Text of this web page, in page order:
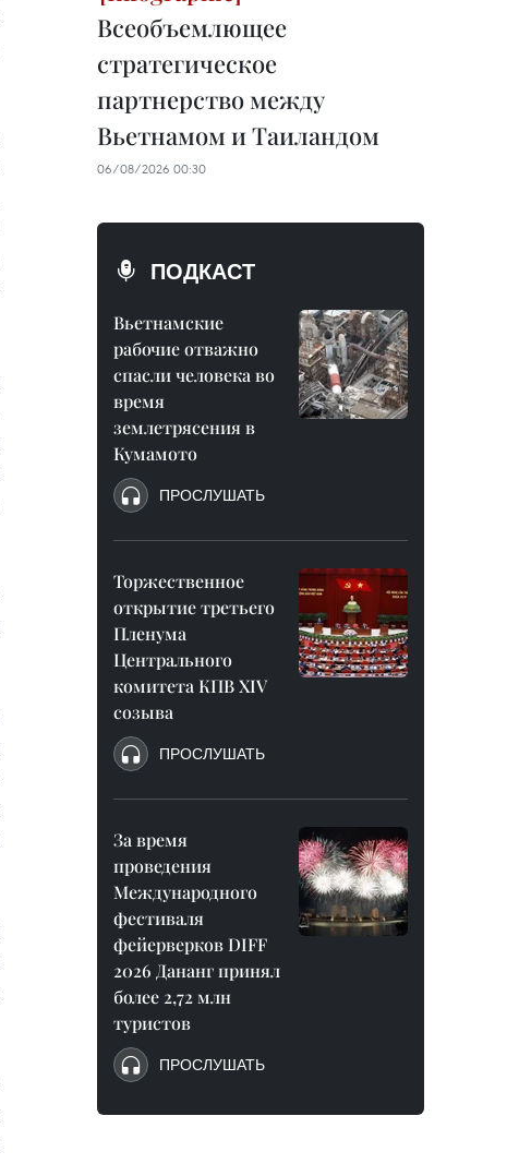
Всеобъемлющее
стратегическое
партнерство между
Вьетнамом и Таиландом
06/08/2026 00:30
ПОДКАСТ
Вьетнамские
рабочие отважно
спасли человека во
время
землетрясения в
Кумамото
ПРОСЛУШАТЬ
Торжественное
открытие третьего
Пленума
Центрального
комитета КПВ XIV
созыва
ПРОСЛУШАТЬ
За время
проведения
Международного
фестиваля
фейерверков DIFF
2026 Дананг принял
более 2,72 млн
туристов
ПРОСЛУШАТЬ